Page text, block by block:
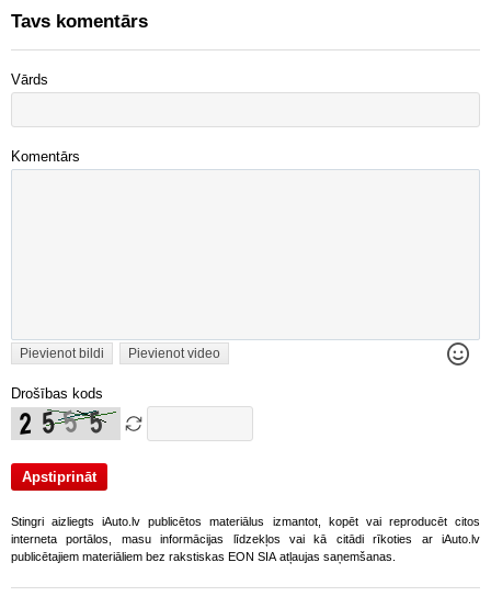
Tavs komentārs
Vārds
Komentārs
Pievienot bildi Pievienot video
Drošības kods
Stingri aizliegts iAuto.lv publicētos materiālus izmantot, kopēt vai reproducēt citos
interneta portālos, masu informācijas līdzekļos vai kā citādi rīkoties ar iAuto.lv
publicētajiem materiāliem bez rakstiskas EON SIA atļaujas saņemšanas.